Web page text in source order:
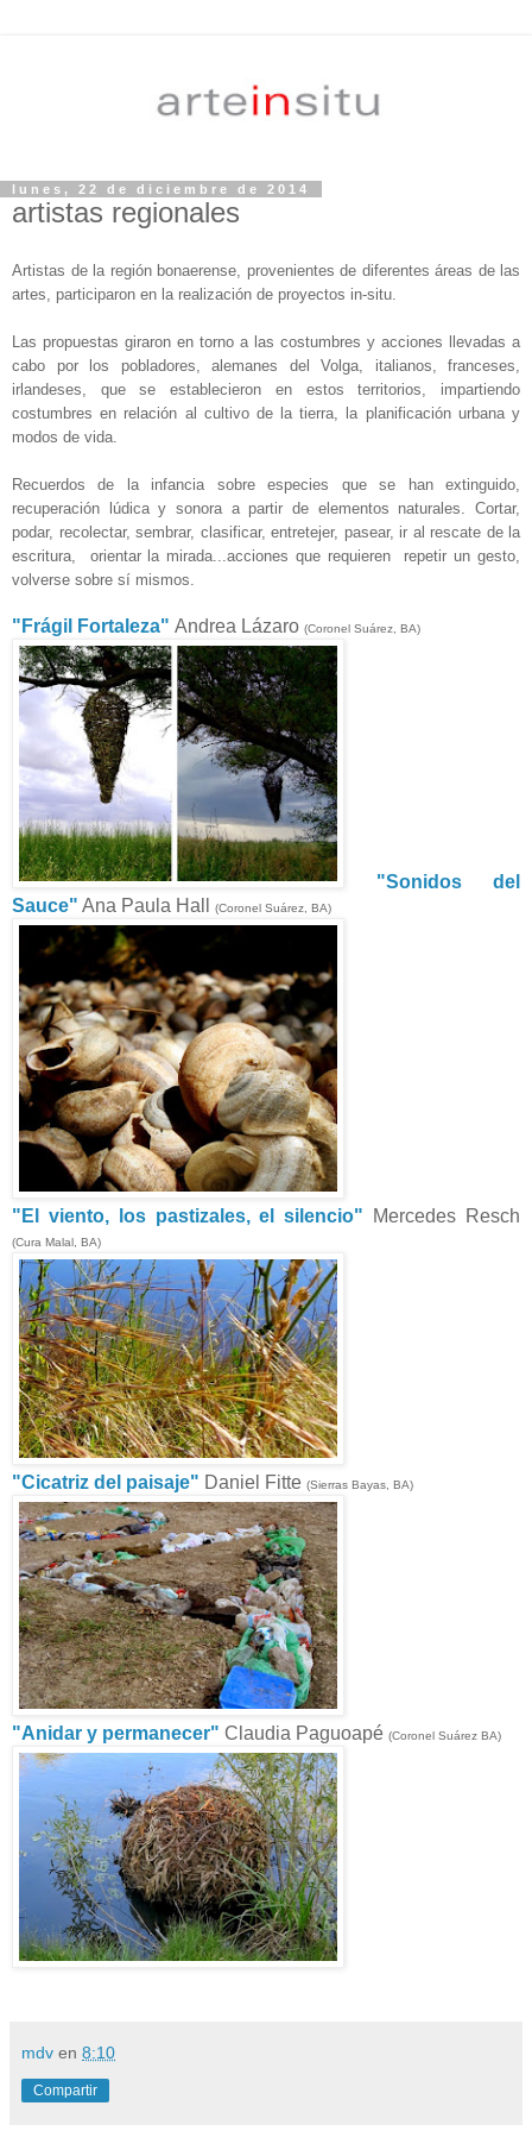
lunes, 22 de diciembre de 2014
artistas regionales
Artistas de la región bonaerense, provenientes de diferentes áreas de las
artes, participaron en la realización de proyectos in-situ.
Las propuestas giraron en torno a las costumbres y acciones llevadas a
cabo por los pobladores, alemanes del Volga, italianos, franceses,
irlandeses, que se establecieron en estos territorios, impartiendo
costumbres en relación al cultivo de la tierra, la planificación urbana y
modos de vida.
Recuerdos de la infancia sobre especies que se han extinguido,
recuperación lúdica y sonora a partir de elementos naturales. Cortar,
podar, recolectar, sembrar, clasificar, entretejer, pasear, ir al rescate de la
escritura, orientar la mirada...acciones que requieren repetir un gesto,
volverse sobre sí mismos.
"Frágil Fortaleza" Andrea Lázaro (Coronel Suárez, BA)
"Sonidos del
Sauce" Ana Paula Hall (Coronel Suárez, BA)
"El viento, los pastizales, el silencio" Mercedes Resch
(Cura Malal, BA)
"Cicatriz del paisaje" Daniel Fitte (Sierras Bayas, BA)
"Anidar y permanecer" Claudia Paguoapé (Coronel Suárez BA)
mdv en 8:10
Compartir